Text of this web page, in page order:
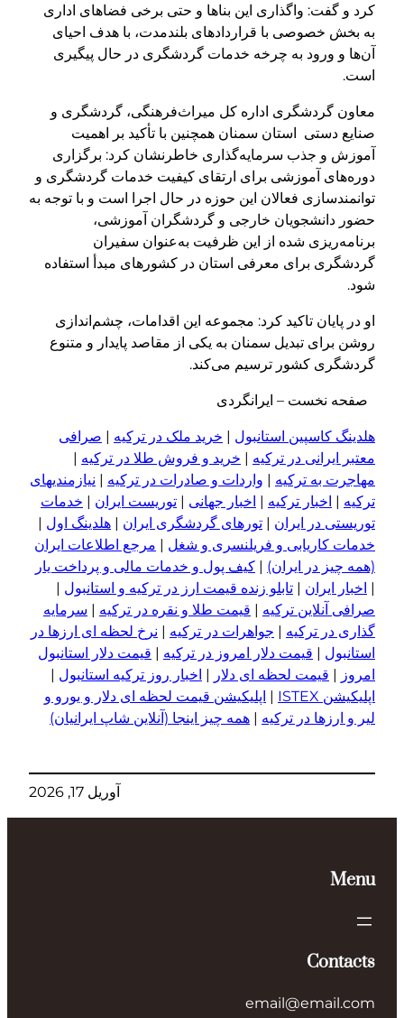
کرد و گفت: واگذاری این بناها و حتی برخی فضاهای اداری
به بخش خصوصی با قراردادهای بلندمدت، با هدف احیای
آن‌ها و ورود به چرخه خدمات گردشگری در حال پیگیری
است.
معاون گردشگری اداره کل میراث‌فرهنگی، گردشگری و
صنایع دستی استان سمنان همچنین با تأکید بر اهمیت
آموزش و جذب سرمایه‌گذاری خاطرنشان کرد: برگزاری
دوره‌های آموزشی برای ارتقای کیفیت خدمات گردشگری و
توانمندسازی فعالان این حوزه در حال اجرا است و با توجه به
حضور دانشجویان خارجی و گردشگران آموزشی،
برنامه‌ریزی شده از این ظرفیت به‌عنوان سفیران
گردشگری برای معرفی استان در کشورهای مبدأ استفاده
شود.
او در پایان تاکید کرد: مجموعه این اقدامات، چشم‌اندازی
روشن برای تبدیل سمنان به یکی از مقاصد پایدار و متنوع
گردشگری کشور ترسیم می‌کند.
صفحه نخست – ایرانگردی
هلدینگ کاسپین استانبول | خرید ملک در ترکیه | صرافی
معتبر ایرانی در ترکیه | خرید و فروش طلا در ترکیه |
مهاجرت به ترکیه | واردات و صادرات در ترکیه | نیازمندیهای
ترکیه | اخبار ترکیه | اخبار جهانی | توریست ایران | خدمات
توریستی در ایران | تورهای گردشگری ایران | هلدینگ اول |
خدمات کاریابی و فریلنسری و شغل | مرجع اطلاعات ایران
(همه چیز در ایران) | کیف پول و خدمات مالی و پرداخت یار
| اخبار ایران | تابلو زنده قیمت ارز در ترکیه و استانبول |
صرافی آنلاین ترکیه | قیمت طلا و نقره در ترکیه | سرمایه
گذاری در ترکیه | جواهرات در ترکیه | نرخ لحظه ای ارزها در
استانبول | قیمت دلار امروز در ترکیه | قیمت دلار استانبول
امروز | قیمت لحظه ای دلار | اخبار روز ترکیه استانبول |
اپلیکیشن ISTEX
| اپلیکیشن قیمت لحظه ای دلار و یورو و
لیر و ار زها در ترکیه | همه چیز اینجا (آنلاین شاپ ایرانیان)
آوریل 17, 2026
Menu
Contacts
email@email.com